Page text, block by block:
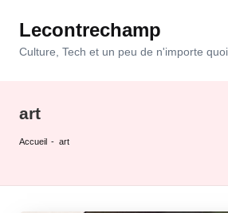
SkipLecontrechamp
Culture, Tech et un peu de n'importe quoi
art
Accueil - art